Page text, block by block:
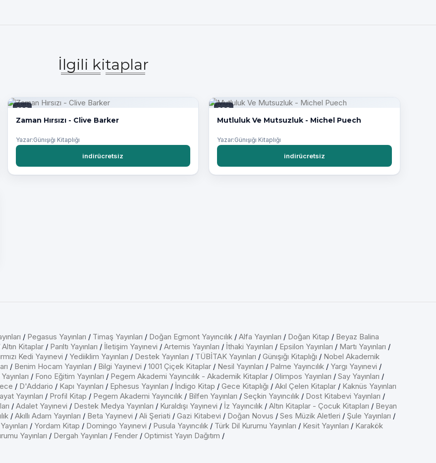
İlgili kitaplar
PDF
Zaman Hırsızı - Clive Barker
Yazar:Günışığı Kitaplığı
indirücretsiz
PDF
Mutluluk Ve Mutsuzluk - Michel Puech
Yazar:Günışığı Kitaplığı
indirücretsiz
/ Pegasus Yayınları / Timaş Yayınları / Doğan Egmont Yayıncılık / Alfa Yayınları / Doğan Kitap / Beyaz Balina
Altın Kitaplar / Parıltı Yayınları / İletişim Yayınevi / Artemis Yayınları / İthaki Yayınları / Epsilon Yayınları / Martı Yayınları /
Kedi Yayınevi / Yediiklim Yayınları / Destek Yayınları / TÜBİTAK Yayınları / Günışığı Kitaplığı / Nobel Akademik
/ Benim Hocam Yayınları / Bilgi Yayınevi / 1001 Çiçek Kitaplar / Nesil Yayınları / Palme Yayıncılık / Yargı Yayınevi /
/ Fono Eğitim Yayınları / Pegem Akademi Yayıncılık - Akademik Kitaplar / Olimpos Yayınları / Say Yayınları /
/ D'Addario / Kapı Yayınları / Ephesus Yayınları / İndigo Kitap / Gece Kitaplığı / Akıl Çelen Kitaplar / Kaknüs Yayınları
Yayınları / Profil Kitap / Pegem Akademi Yayıncılık / Bilfen Yayınları / Seçkin Yayıncılık / Dost Kitabevi Yayınları /
/ Adalet Yayınevi / Destek Medya Yayınları / Kuraldışı Yayınevi / İz Yayıncılık / Altın Kitaplar - Çocuk Kitapları / Beyan
/ Akıllı Adam Yayınları / Beta Yayınevi / Ali Şeriati / Gazi Kitabevi / Doğan Novus / Ses Müzik Aletleri / Şule Yayınları /
/ Yordam Kitap / Domingo Yayınevi / Pusula Yayıncılık / Türk Dil Kurumu Yayınları / Kesit Yayınları / Karakök
Yayınları / Dergah Yayınları / Fender / Optimist Yayın Dağıtım /